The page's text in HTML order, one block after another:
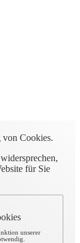
Cookies.
für Sie
unserer